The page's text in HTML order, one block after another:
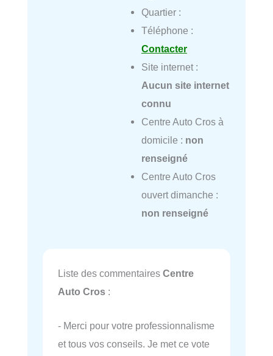
Quartier :
Téléphone :
Contacter
Site internet :
Aucun site internet
connu
Centre Auto Cros à
domicile : non
renseigné
Centre Auto Cros
ouvert dimanche :
non renseigné
Liste des commentaires Centre
Auto Cros :
- Merci pour votre professionnalisme
et tous vos conseils. Je met ce vote